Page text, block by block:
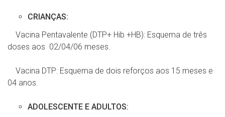
CRIANÇAS:
Vacina Pentavalente (DTP+ Hib +HB): Esquema de três
doses aos 02/04/06 meses.
Vacina DTP: Esquema de dois reforços aos 15 meses e
04 anos.
ADOLESCENTE E ADULTOS: